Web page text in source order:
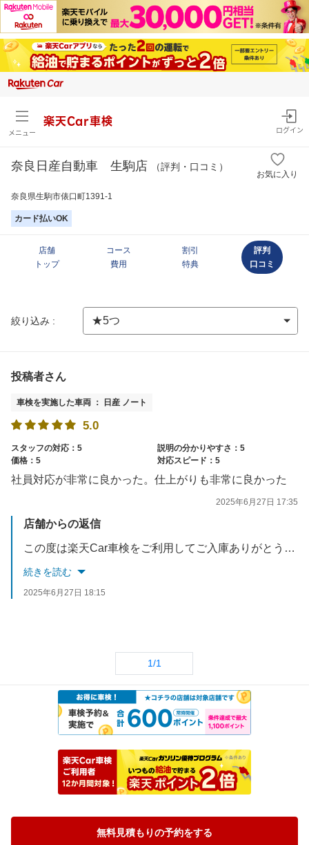
メニュー
楽天Car車検
ログイン
奈良日産自動車 生駒店 （評判・口コミ）
お気に入り
奈良県生駒市俵口町1391-1
カード払いOK
店舗
トップ
コース
費用
割引
特典
評判
口コミ
絞り込み :
投稿者さん
車検を実施した車両 ： 日産 ノート
5.0
スタッフの対応：5
説明の分かりやすさ：5
価格：5
対応スピード：5
社員対応が非常に良かった。仕上がりも非常に良かった
2025年6月27日 17:35
店舗からの返信
この度は楽天Car車検をご利用してご入庫ありがとうございました。お褒めのお言葉もありがとうございました。皆様にご安心と満足してご利用頂ける様に対応を心掛けて行きますので今後共宜しくお願いします。
続きを読む
2025年6月27日 18:15
1/1
無料見積もりの予約をする